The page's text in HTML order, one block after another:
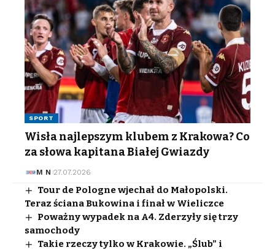
SPORT
Wisła najlepszym klubem z Krakowa? Co
za słowa kapitana Białej Gwiazdy
M N 27.07.2026
Tour de Pologne wjechał do Małopolski.
Teraz ściana Bukowina i finał w Wieliczce
Poważny wypadek na A4. Zderzyły się trzy
samochody
Takie rzeczy tylko w Krakowie. „Ślub” i